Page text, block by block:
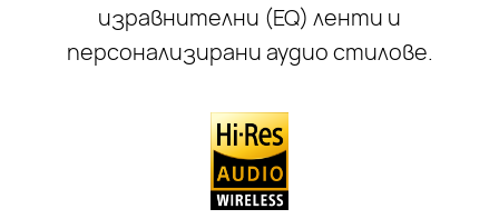
изравнителни (EQ) ленти и
персонализирани аудио стилове.